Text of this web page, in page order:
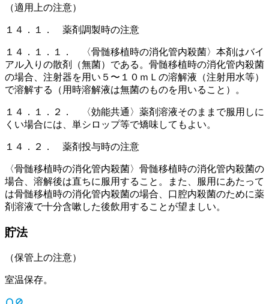
（適用上の注意）
１４．１． 薬剤調製時の注意
１４．１．１． 〈骨髄移植時の消化管内殺菌〉本剤はバイ
アル入りの散剤（無菌）である。骨髄移植時の消化管内殺菌
の場合、注射器を用い５〜１０ｍＬの溶解液（注射用水等）
で溶解する（用時溶解液は無菌のものを用いること）。
１４．１．２． 〈効能共通〉薬剤溶液そのままで服用しに
くい場合には、単シロップ等で矯味してもよい。
１４．２． 薬剤投与時の注意
〈骨髄移植時の消化管内殺菌〉骨髄移植時の消化管内殺菌の
場合、溶解後は直ちに服用すること。また、服用にあたって
は骨髄移植時の消化管内殺菌の場合、口腔内殺菌のために薬
剤溶液で十分含嗽した後飲用することが望ましい。
貯法
（保管上の注意）
室温保存。